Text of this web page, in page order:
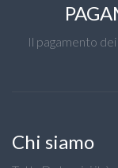
Il pagamento
Chi siamo